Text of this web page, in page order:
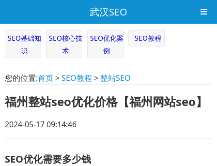
武汉SEO
SEO基础知
识
SEO核心技
术
SEO优化案
例
SEO教程
您的位置:首页>SEO教程 >整站SEO
福州整站seo优化价格【福州网站seo】
2024-05-17 09:14:46
SEO优化需要多少钱